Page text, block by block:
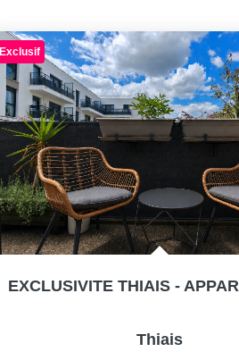
Exclusif
Thiais